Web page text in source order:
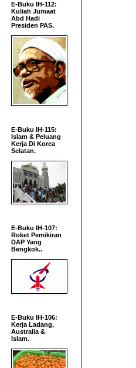
E-Buku IH-112:
Kuliah Jumaat
Abd Hadi
Presiden PAS.
E-Buku IH-115:
Islam & Peluang
Kerja Di Korea
Selatan.
E-Buku IH-107:
Roket Pemikiran
DAP Yang
Bengkok..
E-Buku IH-106:
Kerja Ladang,
Australia &
Islam.